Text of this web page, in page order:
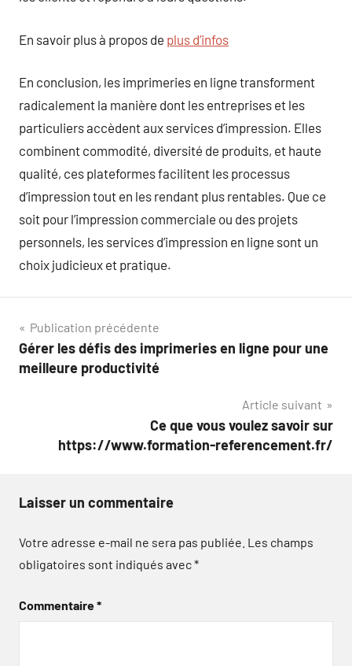
En savoir plus à propos de plus d’infos
En conclusion, les imprimeries en ligne transforment
radicalement la manière dont les entreprises et les
particuliers accèdent aux services d’impression. Elles
combinent commodité, diversité de produits, et haute
qualité, ces plateformes facilitent les processus
d’impression tout en les rendant plus rentables. Que ce
soit pour l’impression commerciale ou des projets
personnels, les services d’impression en ligne sont un
choix judicieux et pratique.
Navigation
de
Publication précédente
Gérer les défis des imprimeries en ligne pour une
meilleure productivité
Article suivant
Ce que vous voulez savoir sur
https://www.formation-referencement.fr/
Laisser un commentaire
Votre adresse e-mail ne sera pas publiée. Les champs
obligatoires sont indiqués avec*
Commentaire*